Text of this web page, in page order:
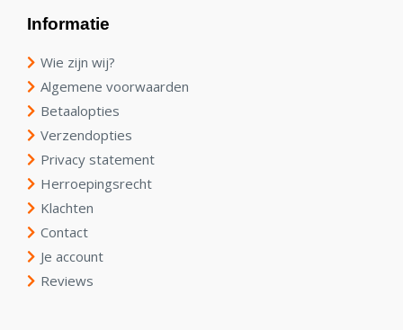
Informatie
Wie zijn wij?
Algemene voorwaarden
Betaalopties
Verzendopties
Privacy statement
Herroepingsrecht
Klachten
Contact
Je account
Reviews